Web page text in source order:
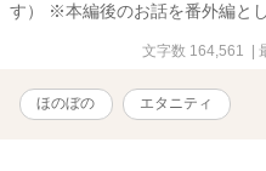
す） ※本編後のお話を番外編とし
文字数 164,561 |
ほのぼの エタニティ